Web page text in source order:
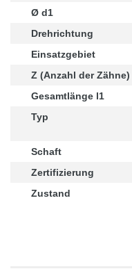
Ø d1
Drehrichtung
Einsatzgebiet
Z (Anzahl der Zähne)
Gesamtlänge l1
Typ
Schaft
Zertifizierung
Zustand